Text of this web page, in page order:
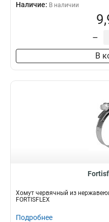
Наличие: В наличии
–
В
Хомут червячный из
FORTISFLEX
Подробнее